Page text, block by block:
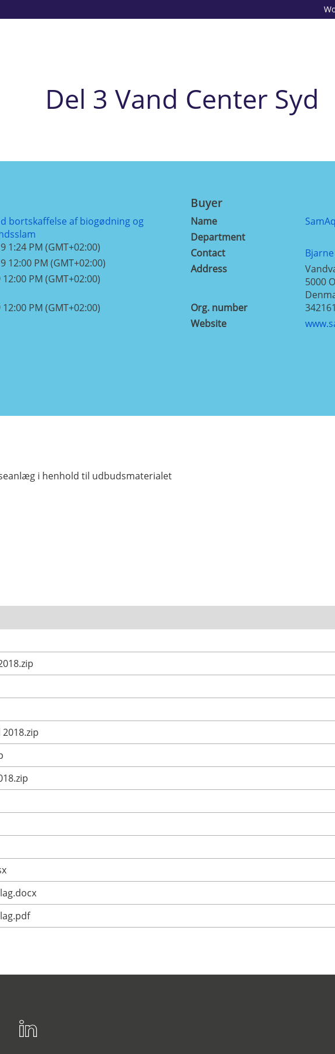
Del 3 Vand Center Syd
bortskaffelse af biogødning og
1:24 PM (GMT+02:00)
12:00 PM (GMT+02:00)
PM (GMT+02:00)
PM (GMT+02:00)
Buyer
Name
Department
Contact
Address
5000
Org. number
Website
i henhold til udbudsmaterialet